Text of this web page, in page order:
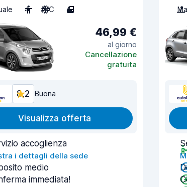
4 A/C 4
46,99 €
al giorno
Cancellazione
gratuita
8,2 Buona
Visualizza offerta
accoglienza
i dettagli della sede
medio
immediata!